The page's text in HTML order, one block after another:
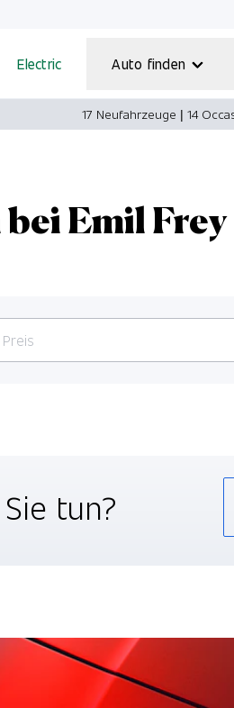
Electric Auto finden
17 Neufahrzeuge | 14
Emil Frey
Preis
tun?